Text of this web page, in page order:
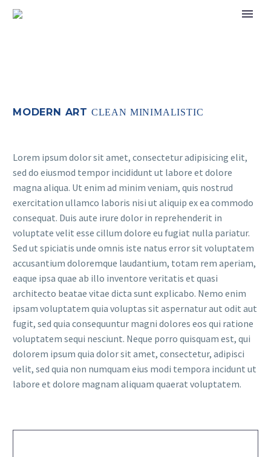
MODERN ART CLEAN MINIMALISTIC
Lorem ipsum dolor sit amet, consectetur adipisicing elit,
sed do eiusmod tempor incididunt ut labore et dolore
magna aliqua. Ut enim ad minim veniam, quis nostrud
exercitation ullamco laboris nisi ut aliquip ex ea commodo
consequat. Duis aute irure dolor in reprehenderit in
voluptate velit esse cillum dolore eu fugiat nulla pariatur.
Sed ut spiciatis unde omnis iste natus error sit voluptatem
accusantium doloremque laudantium, totam rem aperiam,
eaque ipsa quae ab illo inventore veritatis et quasi
architecto beatae vitae dicta sunt explicabo. Nemo enim
ipsam voluptatem quia voluptas sit aspernatur aut odit aut
fugit, sed quia consequuntur magni dolores eos qui ratione
voluptatem sequi nesciunt. Neque porro quisquam est, qui
dolorem ipsum quia dolor sit amet, consectetur, adipisci
velit, sed quia non numquam eius modi tempora incidunt ut
labore et dolore magnam aliquam quaerat voluptatem.